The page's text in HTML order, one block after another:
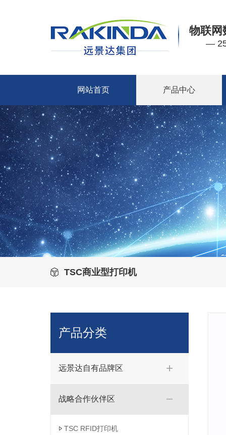
物联网
—
网站首页 产品中心
TSC商业型打印机
产品分类
远景达自有品牌区
战略合作伙伴区
TSC RFID打印机